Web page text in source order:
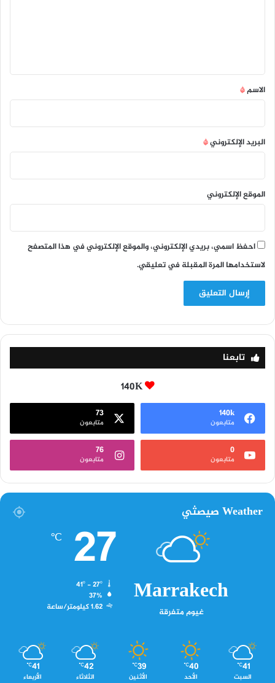
*
الاسم*
البريد الإلكتروني*
الموقع الإلكتروني
احفظ اسمي، بريدي الإلكتروني، والموقع الإلكتروني في هذا المتصفح
لاستخدامها المرة المقبلة في تعليقي.
تابعنا
140K
140k
متابعون
73
متابعون
0
متابعون
76
متابعون
Weather صيصثي
Marrakech
غيوم متفرقة
27
℃
37%
1.62 كيلومتر/ساعة
41
℃
السبت
40
℃
الأحد
39
℃
الأثنين
42
℃
الثلاثاء
41
℃
الأربعاء